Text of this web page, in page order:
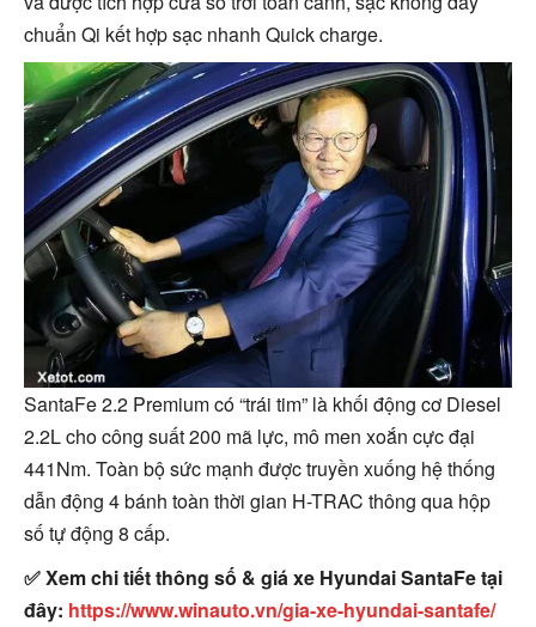
chuẩn Qi kết hợp sạc nhanh Quick charge.
SantaFe 2.2 Premium có “trái tim” là khối động cơ Diesel
2.2L cho công suất 200 mã lực, mô men xoắn cực đại
441Nm. Toàn bộ sức mạnh được truyền xuống hệ thống
dẫn động 4 bánh toàn thời gian H-TRAC thông qua hộp
số tự động 8 cấp.
✅ Xem chi tiết thông số & giá xe Hyundai SantaFe tại
đây: https://www.winauto.vn/gia-xe-hyundai-santafe/